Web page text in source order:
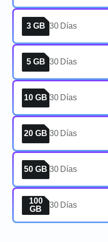
3 GB 30 Días
5 GB 30 Días
10 GB 30 Días
20 GB 30 Días
50 GB 30 Días
100
GB
30 Días